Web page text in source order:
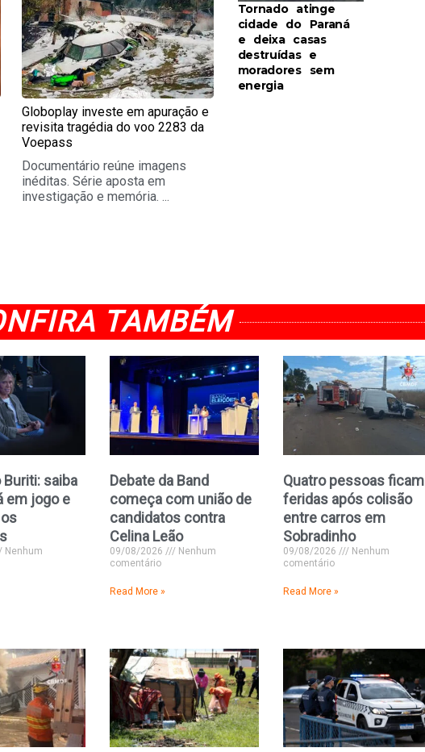
Globoplay investe em apuração e
revisita tragédia do voo 2283 da
Voepass
Documentário reúne imagens
inéditas. Série aposta em
investigação e memória. ...
Tornado atinge
cidade do Paraná
e deixa casas
destruídas e
moradores sem
energia
TAMBÉM
Buriti: saiba
em jogo e
Nenhum
Debate da Band
começa com união de
candidatos contra
Celina Leão
09/08/2026
Nenhum
comentário
Read More »
Quatro pessoas ficam
feridas após colisão
entre carros em
Sobradinho
09/08/2026
Nenhum
comentário
Read More »